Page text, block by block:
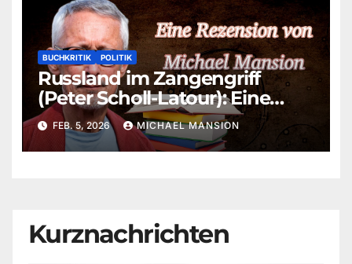
BUCHKRITIK POLITIK
Russland im Zangengriff
(Peter Scholl-Latour): Eine
aktuelle Betrachtung von
Michael Mansion
FEB. 5, 2026 MICHAEL MANSION
Kurznachrichten